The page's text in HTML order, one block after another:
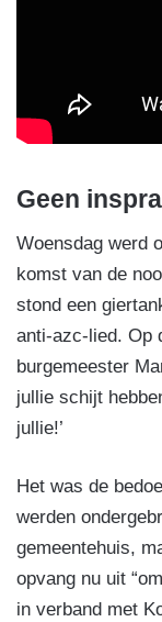
Geen
Woensdag werd
komst van de
stond een
anti-azc-lied. Op
burgemeester
jullie schijt
jullie!’
Het was de
werden
gemeentehuis,
opvang nu uit
in verband met